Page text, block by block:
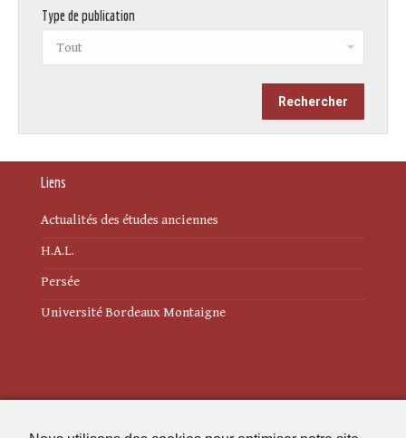
Type de publication
Liens
Actualités des études anciennes
H.A.L.
Persée
Université Bordeaux Montaigne